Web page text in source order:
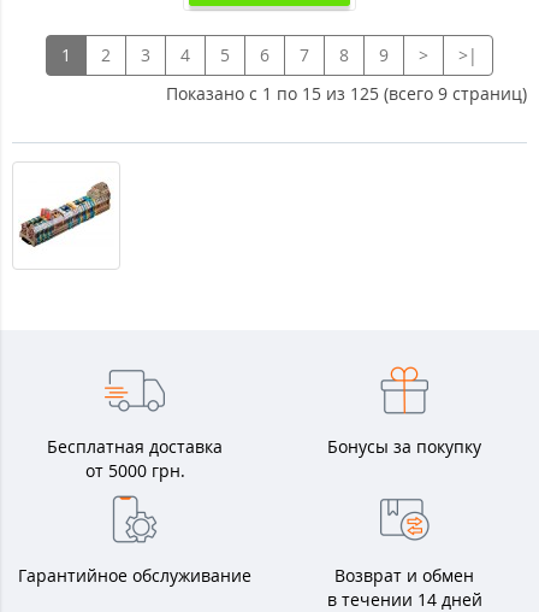
1 2 3 4 5 6 7 8 9 >
>|
Показано с 1 по 15 из 125 (всего 9 страниц)
Бесплатная доставка
от 5000 грн.
Бонусы за покупку
Гарантийное обслуживание
Возврат и обмен
в течении 14 дней